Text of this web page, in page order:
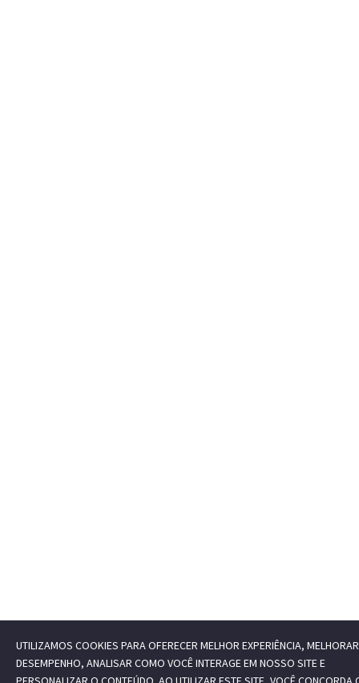
UTILIZAMOS COOKIES PARA OFERECER MELHOR EXPERIÊNCIA,
DESEMPENHO, ANALISAR COMO VOCÊ INTERAGE EM NOSSO SITE E